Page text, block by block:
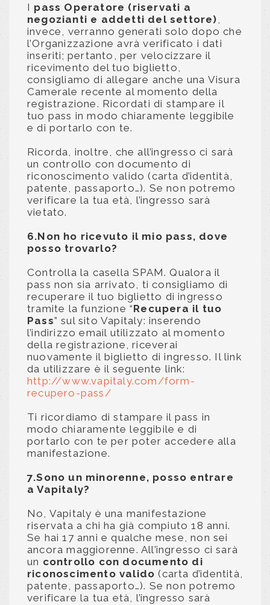
I pass Operatore (riservati a
negozianti e addetti del settore)
invece, verranno generati solo dopo che
l’Organizzazione avrà verificato i dati
inseriti; pertanto, per velocizzare il
ricevimento del tuo biglietto,
consigliamo di allegare anche una Visura
Camerale recente al momento della
registrazione. Ricordati di stampare il
tuo pass in modo chiaramente leggibile
e di portarlo con te.
Ricorda, inoltre, che all’ingresso ci sarà
un controllo con documento di
riconoscimento valido (carta d’identità,
patente, passaporto…). Se non potremo
verificare la tua età, l’ingresso sarà
vietato.
6.Non ho ricevuto il mio pass, dove
posso trovarlo?
Controlla la casella SPAM. Qualora il
pass non sia arrivato, ti consigliamo di
recuperare il tuo biglietto di ingresso
tramite la funzione “Recupera il tuo
Pass” sul sito Vapitaly: inserendo
l’indirizzo email utilizzato al momento
della registrazione, riceverai
nuovamente il biglietto di ingresso. Il link
da utilizzare è il seguente link:
http://www.vapitaly.com/form-
recupero-pass/
Ti ricordiamo di stampare il pass in
modo chiaramente leggibile e di
portarlo con te per poter accedere alla
manifestazione.
7.Sono un minorenne, posso entrare
a Vapitaly?
No, Vapitaly è una manifestazione
riservata a chi ha già compiuto 18 anni.
Se hai 17 anni e qualche mese, non sei
ancora maggiorenne. All’ingresso ci sarà
un controllo con documento di
riconoscimento valido (carta d’identità,
patente, passaporto…). Se non potremo
verificare la tua età, l’ingresso sarà